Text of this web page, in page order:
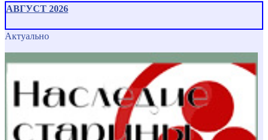
АВГУСТ 2026
Актуально